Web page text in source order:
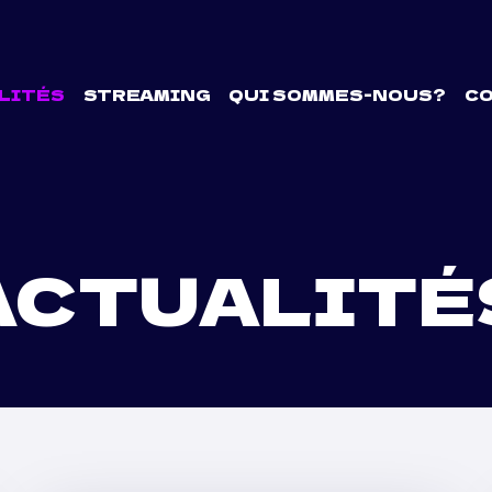
STREAMING QUI SOMMES-NOUS?